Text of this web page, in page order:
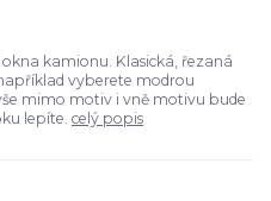
kamionu. Klasická, řezaná
vyberete modrou
mimo motiv i vně motivu bude
lepíte. celý popis